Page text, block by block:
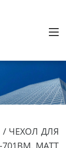
ЧЕХОЛ ДЛЯ
MATT